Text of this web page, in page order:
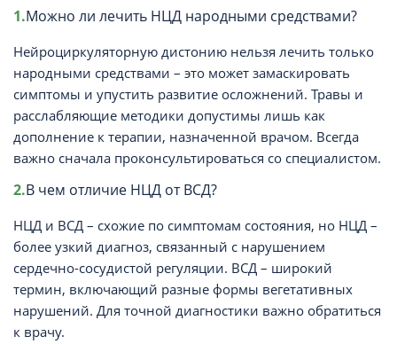
Можно ли лечить НЦД народными средствами?
Нейроциркуляторную дистонию нельзя лечить только
народными средствами – это может замаскировать
симптомы и упустить развитие осложнений. Травы и
расслабляющие методики допустимы лишь как
дополнение к терапии, назначенной врачом. Всегда
важно сначала проконсультироваться со специалистом.
В чем отличие НЦД от ВСД?
НЦД и ВСД – схожие по симптомам состояния, но НЦД –
более узкий диагноз, связанный с нарушением
сердечно-сосудистой регуляции. ВСД – широкий
термин, включающий разные формы вегетативных
нарушений. Для точной диагностики важно обратиться
к врачу.